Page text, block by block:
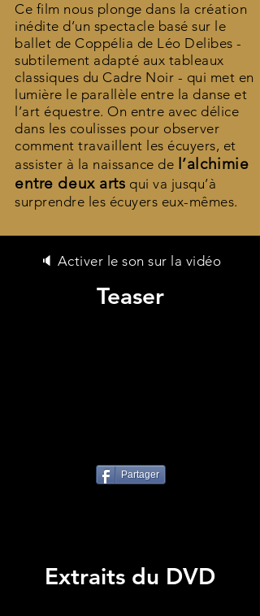
Ce film nous plonge dans la création
inédite d’un spectacle basé sur le
ballet de Coppélia de Léo Delibes -
subtilement adapté aux tableaux
classiques du Cadre Noir - qui met en
lumière le parallèle entre la danse et
l’art équestre. On entre avec délice
dans les coulisses pour observer
comment travaillent les écuyers, et
assister à la naissance de l’alchimie
entre deux arts qui va jusqu’à
surprendre les écuyers eux-mêmes.
🔈 Activer le son sur la vidéo
Teaser
Partager
Extraits du DVD